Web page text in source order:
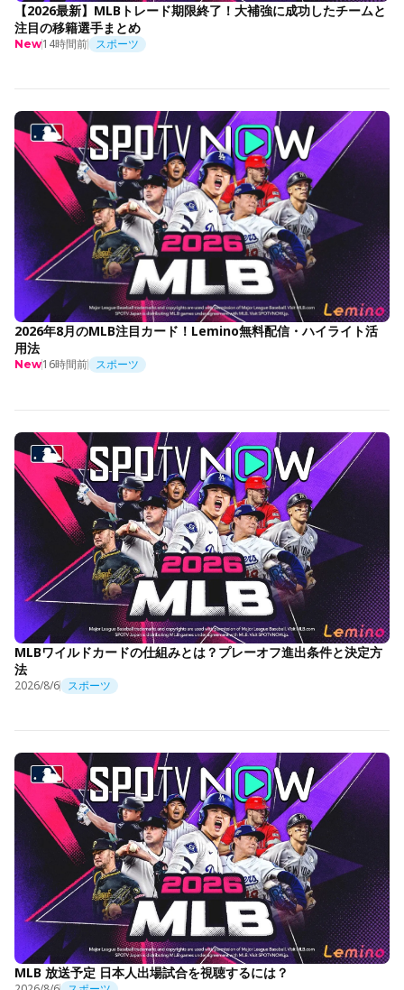
【2026最新】MLBトレード期限終了！大補強に成功したチームと
注目の移籍選手まとめ
New14時間前 スポーツ
2026年8月のMLB注目カード！Lemino無料配信・ハイライト活
用法
New16時間前 スポーツ
MLBワイルドカードの仕組みとは？プレーオフ進出条件と決定方
法
2026/8/6 スポーツ
MLB 放送予定 日本人出場試合を視聴するには？